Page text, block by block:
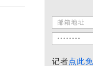
记者点此